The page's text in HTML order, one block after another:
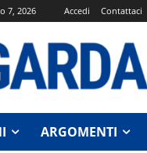
7, 2026 Accedi Contattaci
ARGOMENTI